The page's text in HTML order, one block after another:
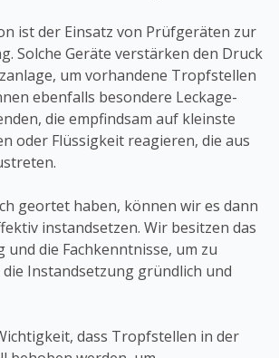
ist der Einsatz von Prüfgeräten zur
Solche Geräte verstärken den Druck
um vorhandene Tropfstellen
ebenfalls besondere Leckage-
die empfindsam auf kleinste
oder Flüssigkeit reagieren, die aus
geortet haben, können wir es dann
instandsetzen. Wir besitzen das
und die Fachkenntnisse, um zu
Instandsetzung gründlich und
dass Tropfstellen in der